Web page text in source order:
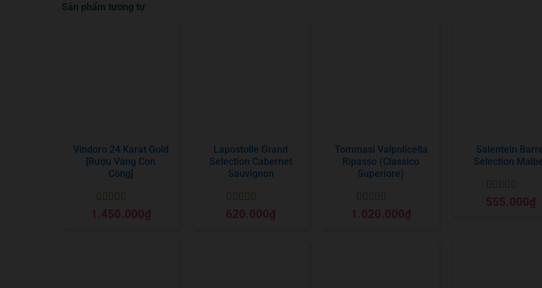
Sản phẩm tương tự
Vindoro 24 Karat Gold
[Rượu Vang Con
Công]
Được xếp
hạng55 sao
1.450.000₫
Lapostolle Grand
Selection Cabernet
Sauvignon
Được xếp
hạng55 sao
620.000₫
Tommasi Valpolicella
Ripasso (Classico
Superiore)
Được xếp
hạng55 sao
1.020.000₫
Salentein
Selection
Được xếp
hạng55 sao
555.000₫